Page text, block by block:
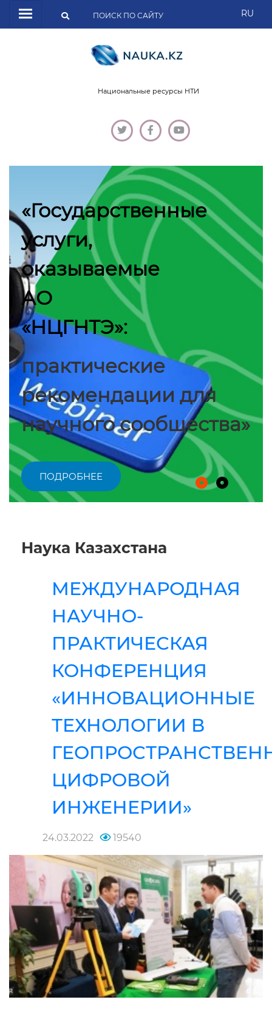
RU
Национальные ресурсы НТИ
«Государственные
услуги,
оказываемые
АО
«НЦГНТЭ»:
практические
рекомендации для
научного сообщества»
ПОДРОБНЕЕ
Наука Казахстана
МЕЖДУНАРОДНАЯ
НАУЧНО-
ПРАКТИЧЕСКАЯ
КОНФЕРЕНЦИЯ
«ИННОВАЦИОННЫЕ
ТЕХНОЛОГИИ В
ЦИФРОВОЙ
ИНЖЕНЕРИИ»
24.03.2022 19540